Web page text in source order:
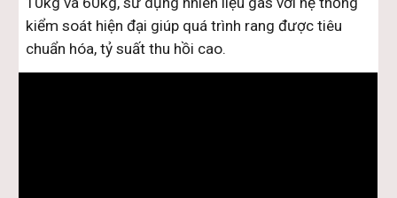
kiểm soát hiện đại giúp quá trình rang được tiêu
chuẩn hóa, tỷ suất thu hồi cao.